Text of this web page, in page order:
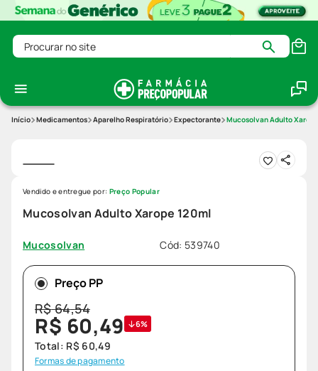
Procurar no site
Medicamentos Aparelho Respiratório Expectorante Mucosolvan Adulto
Mucosolvan Adulto Xarope 120ml
Mucosolvan Cód: 539740
Vendido e entregue por: Preço Popular
Preço PP
R$64,54
R$ 60,49 6%
Total: R$ 60,49
Formas de pagamento